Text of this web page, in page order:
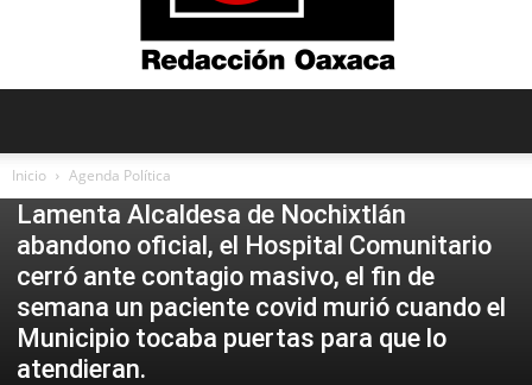
Oaxaca
Inicio Agenda Política
Agenda Política Mesa de Redacción
Lamenta Alcaldesa de Nochixtlán
abandono oficial, el Hospital Comunitario
cerró ante contagio masivo, el fin de
semana un paciente covid murió cuando el
Municipio tocaba puertas para que lo
atendieran.